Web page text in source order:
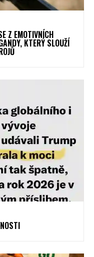
Z EMOTIVNÍCH
KTERÝ SLOUŽÍ